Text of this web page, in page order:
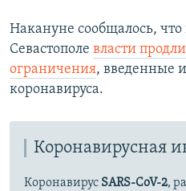
Накануне сообщалось,
Севастополе власти
ограничения, введенные
коронавируса.
Коронавирусная
Коронавирус SARS-CoV-2,